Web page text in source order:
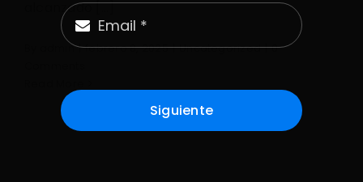
alcanzado [...]
admin | febrero 8, 2025 | Uncategorized | 0
Siguiente